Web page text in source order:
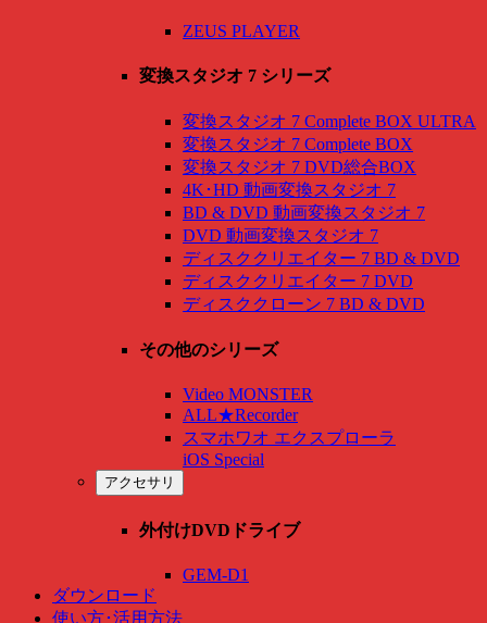
ZEUS PLAYER
変換スタジオ 7 シリーズ
変換スタジオ 7 Complete BOX ULTRA
変換スタジオ 7 Complete BOX
変換スタジオ 7 DVD総合BOX
4K･HD 動画変換スタジオ 7
BD & DVD 動画変換スタジオ 7
DVD 動画変換スタジオ 7
ディスククリエイター 7 BD & DVD
ディスククリエイター 7 DVD
ディスククローン 7 BD & DVD
その他のシリーズ
Video MONSTER
ALL★Recorder
スマホワオ エクスプローラ
iOS Special
アクセサリ
外付けDVDドライブ
GEM-D1
ダウンロード
使い方･活用方法